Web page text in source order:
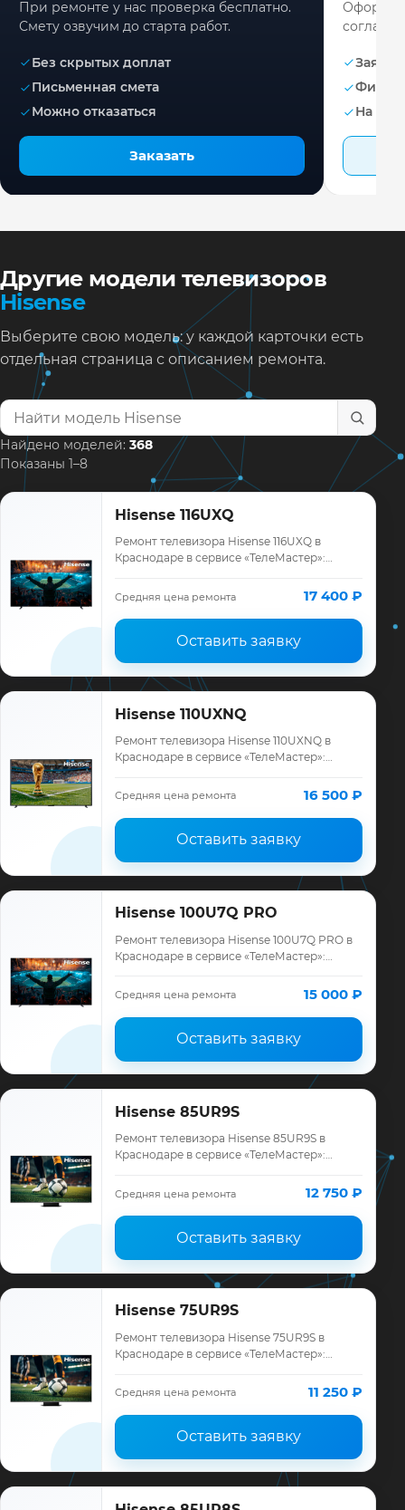
При ремонте у нас проверка бесплатно.
Смету озвучим до старта работ.
Без скрытых доплат
Письменная смета
Можно отказаться
Заказать
Заявка
На
Другие модели телевизоров
Hisense
Выберите свою модель: у каждой карточки есть
отдельная страница с описанием ремонта.
Найти модель телевизора
Найдено моделей: 368
Показаны 1–8
Hisense 116UXQ
Ремонт телевизора Hisense 116UXQ в
Краснодаре в сервисе «ТелеМастер»:
ремонта, запчасти и гарантия до 12
месяцев.
Средняя цена ремонта 17 400 ₽
Оставить заявку
Hisense 110UXNQ
Ремонт телевизора Hisense 110UXNQ в
Краснодаре в сервисе «ТелеМастер»:
ремонта, запчасти и гарантия до 12
Средняя цена ремонта 16 500 ₽
Оставить заявку
Hisense 100U7Q PRO
Ремонт телевизора Hisense 100U7Q PRO в
Краснодаре в сервисе «ТелеМастер»:
ремонта, запчасти и гарантия до 12
месяцев.
Средняя цена ремонта 15 000 ₽
Оставить заявку
Hisense 85UR9S
Ремонт телевизора Hisense 85UR9S в
Краснодаре в сервисе «ТелеМастер»:
ремонта, запчасти и гарантия до 12
месяцев.
Средняя цена ремонта 12 750 ₽
Оставить заявку
Hisense 75UR9S
Ремонт телевизора Hisense 75UR9S в
Краснодаре в сервисе «ТелеМастер»:
ремонта, запчасти и гарантия до 12
месяцев.
Средняя цена ремонта 11 250 ₽
Оставить заявку